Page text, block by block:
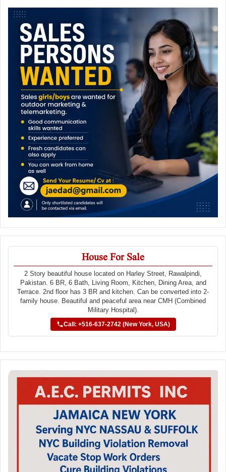
House For Sale
2 Story beautiful house located on Harley Street, Rawalpindi,
Pakistan. 6 BR, 6 Bath, Living Room, Kitchen, Dining Area, and
Terrace. 2nd floor has 3 BR and kitchen. Can be converted into 2-
family house. Beautiful and peaceful area near CMH (Combined
Military Hospital).
Call: +516-637-2742 (New York, USA)